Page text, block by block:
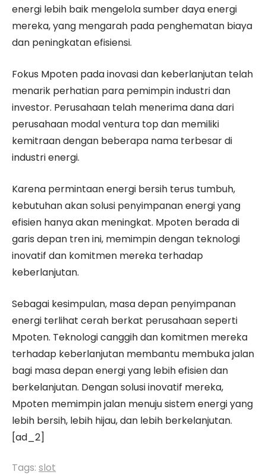
energi lebih baik mengelola sumber daya energi
mereka, yang mengarah pada penghematan biaya
dan peningkatan efisiensi.
Fokus Mpoten pada inovasi dan keberlanjutan telah
menarik perhatian para pemimpin industri dan
investor. Perusahaan telah menerima dana dari
perusahaan modal ventura top dan memiliki
kemitraan dengan beberapa nama terbesar di
industri energi.
Karena permintaan energi bersih terus tumbuh,
kebutuhan akan solusi penyimpanan energi yang
efisien hanya akan meningkat. Mpoten berada di
garis depan tren ini, memimpin dengan teknologi
inovatif dan komitmen mereka terhadap
keberlanjutan.
Sebagai kesimpulan, masa depan penyimpanan
energi terlihat cerah berkat perusahaan seperti
Mpoten. Teknologi canggih dan komitmen mereka
terhadap keberlanjutan membantu membuka jalan
bagi masa depan energi yang lebih efisien dan
berkelanjutan. Dengan solusi inovatif mereka,
Mpoten memimpin jalan menuju sistem energi yang
lebih bersih, lebih hijau, dan lebih berkelanjutan.
[ad_2]
Tags: slot